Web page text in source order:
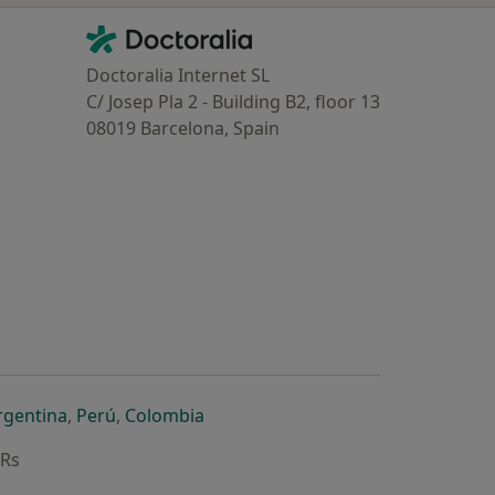
Contacto
Doctoralia - Homepage
Doctoralia Internet SL
C/ Josep Pla 2 - Building B2, floor 13
08019 Barcelona, Spain
separador
num novo separador
abre num novo separador
, Perúabre num novo separador
, Colombiaabre num novo separador